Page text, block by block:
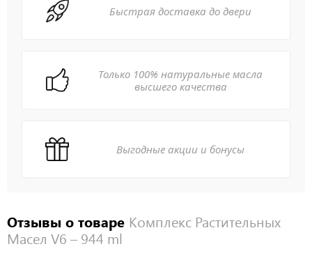
Быстрая доставка до двери
Только 100% натуральные масла
высшего качества
Выгодные акции и бонусы
Отзывы о товаре Комплекс Растительных
Масел V6 – 944 ml